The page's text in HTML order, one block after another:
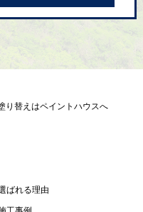
り替えはペイントハウスへ
ばれる理由